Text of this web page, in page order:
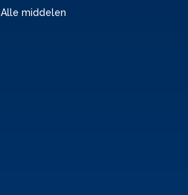
Alle middelen